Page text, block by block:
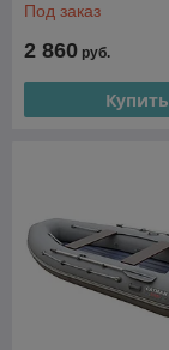
Под заказ
2 860 руб.
Купить